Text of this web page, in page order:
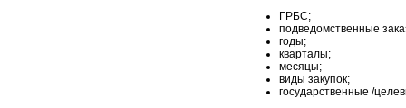
ГРБС;
подведомственные
годы;
кварталы;
месяцы;
виды закупок;
государственные /